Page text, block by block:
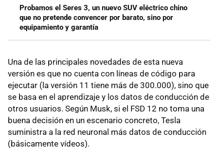
Probamos el Seres 3, un nuevo SUV eléctrico chino
que no pretende convencer por barato, sino por
equipamiento y garantía
Una de las principales novedades de esta nueva
versión es que no cuenta con líneas de código para
ejecutar (la versión 11 tiene más de 300.000), sino que
se basa en el aprendizaje y los datos de conducción de
otros usuarios. Según Musk, si el FSD 12 no toma una
buena decisión en un escenario concreto, Tesla
suministra a la red neuronal más datos de conducción
(básicamente vídeos).